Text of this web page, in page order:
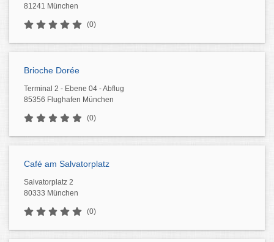
81241 München
(0)
Brioche Dorée
Terminal 2 - Ebene 04 - Abflug
85356 Flughafen München
(0)
Café am Salvatorplatz
Salvatorplatz 2
80333 München
(0)